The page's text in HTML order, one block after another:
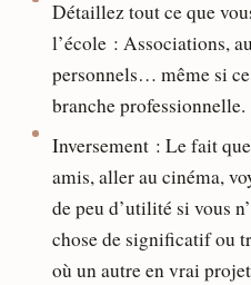
Détaillez tout ce que
l’école : Associations,
personnels… même si ce
branche professionnelle.
Inversement : Le fait
amis, aller au cinéma,
de peu d’utilité si vous
chose de significatif ou
où un autre en vrai